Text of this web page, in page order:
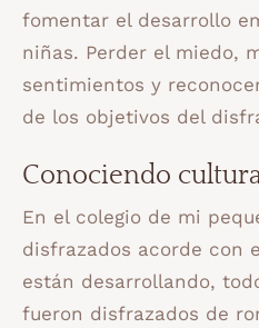
fomentar el desarrollo
niñas. Perder el miedo,
sentimientos y
de los objetivos del
Conociendo
En el colegio de mi
disfrazados acorde con
están desarrollando,
fueron disfrazados de